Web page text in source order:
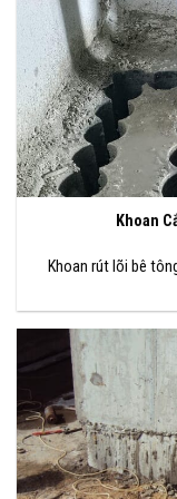
Khoan
Khoan rút lõi bê